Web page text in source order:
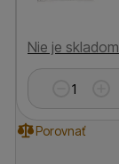
Nie je skladom
Porovnať